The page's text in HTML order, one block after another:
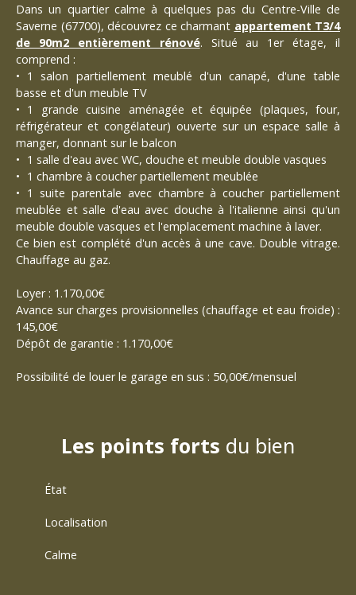
Dans un quartier calme à quelques pas du Centre-Ville de
Saverne (67700), découvrez ce charmant appartement T3/4
de 90m2 entièrement rénové. Situé au 1er étage, il
comprend :
1 salon partiellement meublé d'un canapé, d'une table
basse et d'un meuble TV
1 grande cuisine aménagée et équipée (plaques, four,
réfrigérateur et congélateur) ouverte sur un espace salle à
manger, donnant sur le balcon
1 salle d'eau avec WC, douche et meuble double vasques
1 chambre à coucher partiellement meublée
1 suite parentale avec chambre à coucher partiellement
meublée et salle d'eau avec douche à l'italienne ainsi qu'un
meuble double vasques et l'emplacement machine à laver.
Ce bien est complété d'un accès à une cave. Double vitrage.
Chauffage au gaz.
Loyer : 1.170,00€
Avance sur charges provisionnelles (chauffage et eau froide) :
145,00€
Dépôt de garantie : 1.170,00€
Possibilité de louer le garage en sus : 50,00€/mensuel
Les points forts du bien
État
Localisation
Calme